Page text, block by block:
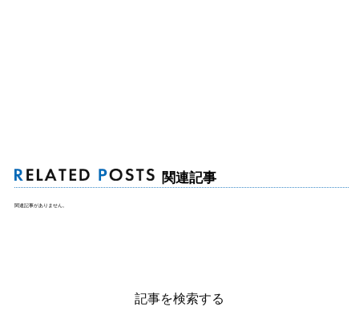
関連記事
関連記事がありません。
記事を検索する